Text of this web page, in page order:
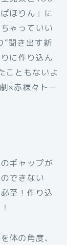
ほりん」に
ゃっていい
”聞き出す新
に作り込ん
こともないよ
×赤裸々トー
ギャップが
できない
至！作り込
体の角度、